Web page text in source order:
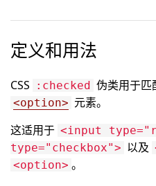
定义和用法
CSS :checked 伪类用于匹
<option> 元素。
这适用于 <input
type="checkbox"> 以及
<option> 。